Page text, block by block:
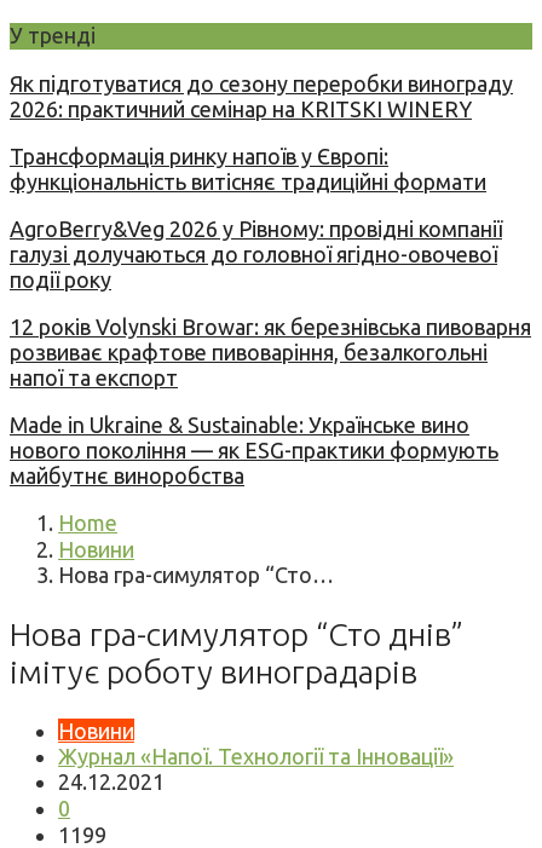
У тренді
Як підготуватися до сезону переробки винограду
2026: практичний семінар на KRITSKI WINERY
Трансформація ринку напоїв у Європі:
функціональність витісняє традиційні формати
AgroBerry&Veg 2026 у Рівному: провідні компанії
галузі долучаються до головної ягідно-овочевої
події року
12 років Volynski Browar: як березнівська пивоварня
розвиває крафтове пивоваріння, безалкогольні
напої та експорт
Made in Ukraine & Sustainable: Українське вино
нового покоління — як ESG-практики формують
майбутнє виноробства
Home
Новини
Нова гра-симулятор “Сто…
Нова гра-симулятор “Сто днів”
імітує роботу виноградарів
Новини
Журнал «Напої. Технології та Інновації»
24.12.2021
0
1199